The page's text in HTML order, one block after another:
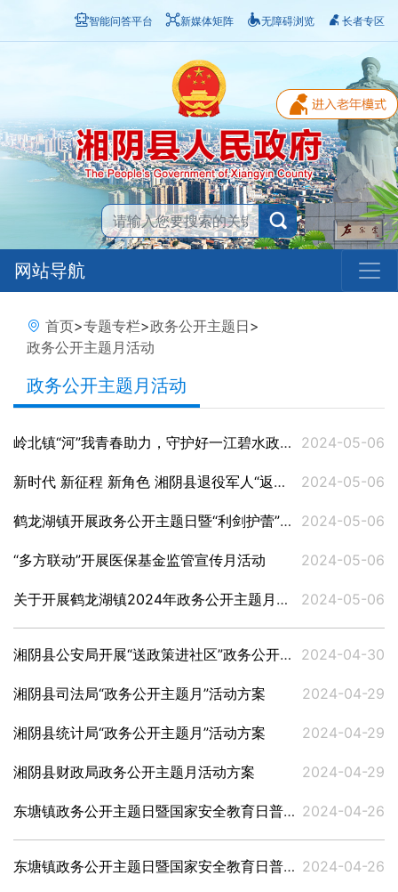
智能问答平台 新媒体矩阵 无障碍浏览 长者专区
网站导航
首页>专题专栏>政务公开主题日>
政务公开主题月活动
政务公开主题月活动
岭北镇“河”我青春助力，守护好一江碧水政务公开主题月活动方案 2024-05-06
新时代 新征程 新角色 湘阴县退役军人“返乡第一课”实施方案 2024-05-06
鹤龙湖镇开展政务公开主题日暨“利剑护蕾”活动 2024-05-06
“多方联动”开展医保基金监管宣传月活动 2024-05-06
关于开展鹤龙湖镇2024年政务公开主题月活动的通知 2024-05-06
湘阴县公安局开展“送政策进社区”政务公开宣传活动 2024-04-30
湘阴县司法局“政务公开主题月”活动方案 2024-04-29
湘阴县统计局“政务公开主题月”活动方案 2024-04-29
湘阴县财政局政务公开主题月活动方案 2024-04-29
东塘镇政务公开主题日暨国家安全教育日普法活动 2024-04-26
东塘镇政务公开主题日暨国家安全教育日普法活动方案 2024-04-26